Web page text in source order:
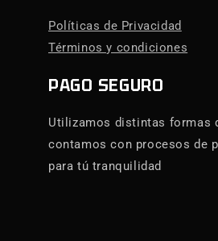
Políticas de Privacidad
Términos y condiciones
PAGO SEGURO
Utilizamos distintas formas
contamos con procesos de
para tú tranquilidad